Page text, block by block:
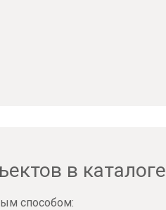
в каталоге
способом: